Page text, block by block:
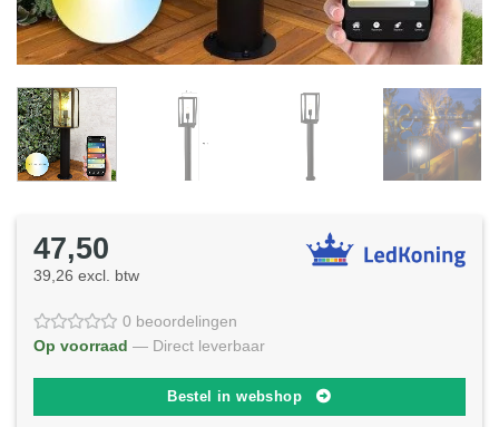
47,50
39,26 excl. btw
0 beoordelingen
Op voorraad — Direct leverbaar
Bestel in webshop